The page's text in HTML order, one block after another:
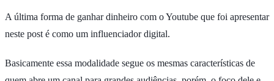
A última forma de ganhar dinheiro com o Youtube que foi apresentar
neste post é como um influenciador digital.
Basicamente essa modalidade segue os mesmas características de